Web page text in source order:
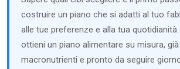
costruire un piano che si adatti al tuo
alle tue preferenze e alla tua
ottieni un piano alimentare su misura,
macronutrienti e pronto da seguire